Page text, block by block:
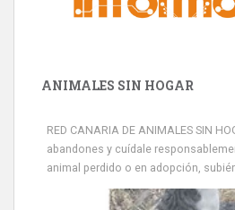
ANIMALES SIN HOGAR
RED CANARIA DE ANIMALES SIN
abandones y cuídale
animal perdido o en adopción,